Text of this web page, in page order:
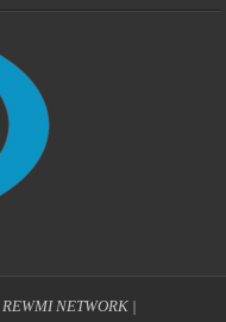
REWMI NETWORK|